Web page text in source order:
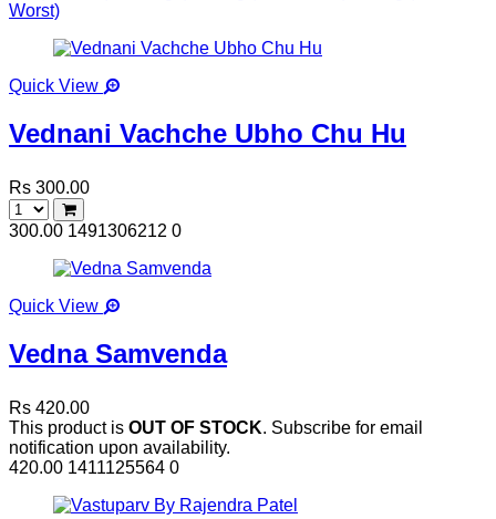
Worst)
Quick View
Vednani Vachche Ubho Chu Hu
Rs 300.00
300.00 1491306212 0
Quick View
Vedna Samvenda
Rs 420.00
This product is OUT OF STOCK. Subscribe for email
notification upon availability.
420.00 1411125564 0